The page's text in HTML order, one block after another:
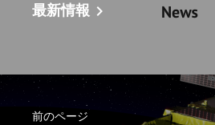
最新情報 chevron_right
前のページ